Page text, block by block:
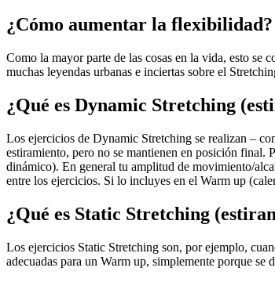
¿Cómo aumentar la flexibilidad?
Como la mayor parte de las cosas en la vida, esto
muchas leyendas urbanas e inciertas sobre el
¿Qué es Dynamic Stretching
Los ejercicios de Dynamic Stretching se realizan –
estiramiento, pero no se mantienen en posición final.
dinámico). En general tu amplitud de movimiento/
entre los ejercicios. Si lo incluyes en el Warm up
¿Qué es Static Stretching
Los ejercicios Static Stretching son, por ejemplo,
adecuadas para un Warm up, simplemente porque se